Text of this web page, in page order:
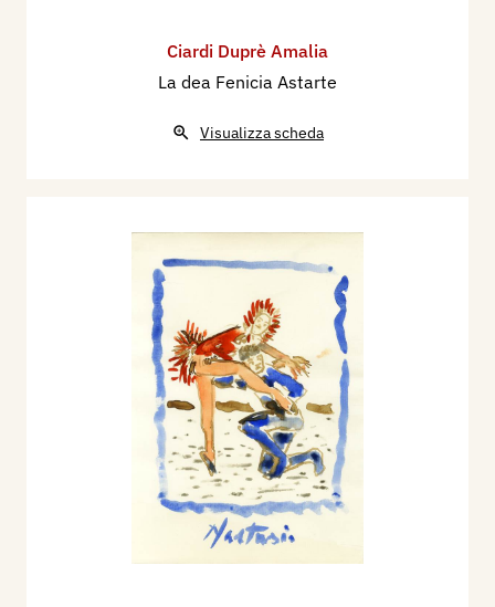
Ciardi Duprè Amalia
La dea Fenicia Astarte
Visualizza scheda